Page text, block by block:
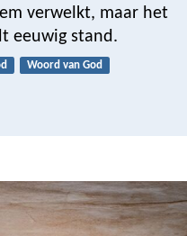
verwelkt, maar het
eeuwig stand.
Woord van God